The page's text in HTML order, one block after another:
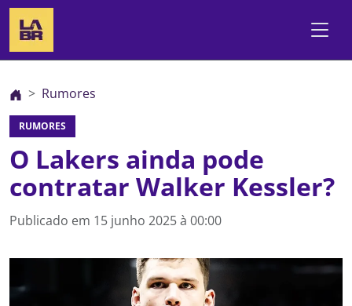
Rumores
RUMORES
O Lakers ainda pode
contratar Walker Kessler?
Publicado em 15 junho 2025 à 00:00